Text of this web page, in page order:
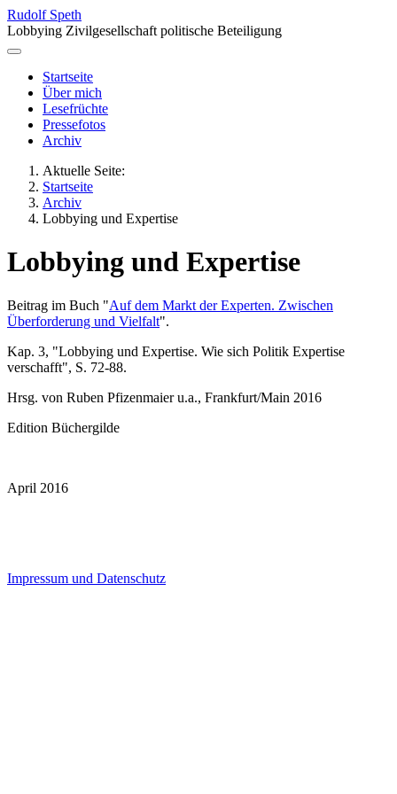
Rudolf Speth
Lobbying Zivilgesellschaft politische Beteiligung
Startseite
Über mich
Lesefrüchte
Pressefotos
Archiv
Aktuelle Seite:
Startseite
Archiv
Lobbying und Expertise
Lobbying und Expertise
Beitrag im Buch "Auf dem Markt der Experten. Zwischen
Überforderung und Vielfalt".
Kap. 3, "Lobbying und Expertise. Wie sich Politik Expertise
verschafft", S. 72-88.
Hrsg. von Ruben Pfizenmaier u.a., Frankfurt/Main 2016
Edition Büchergilde
April 2016
Impressum und Datenschutz